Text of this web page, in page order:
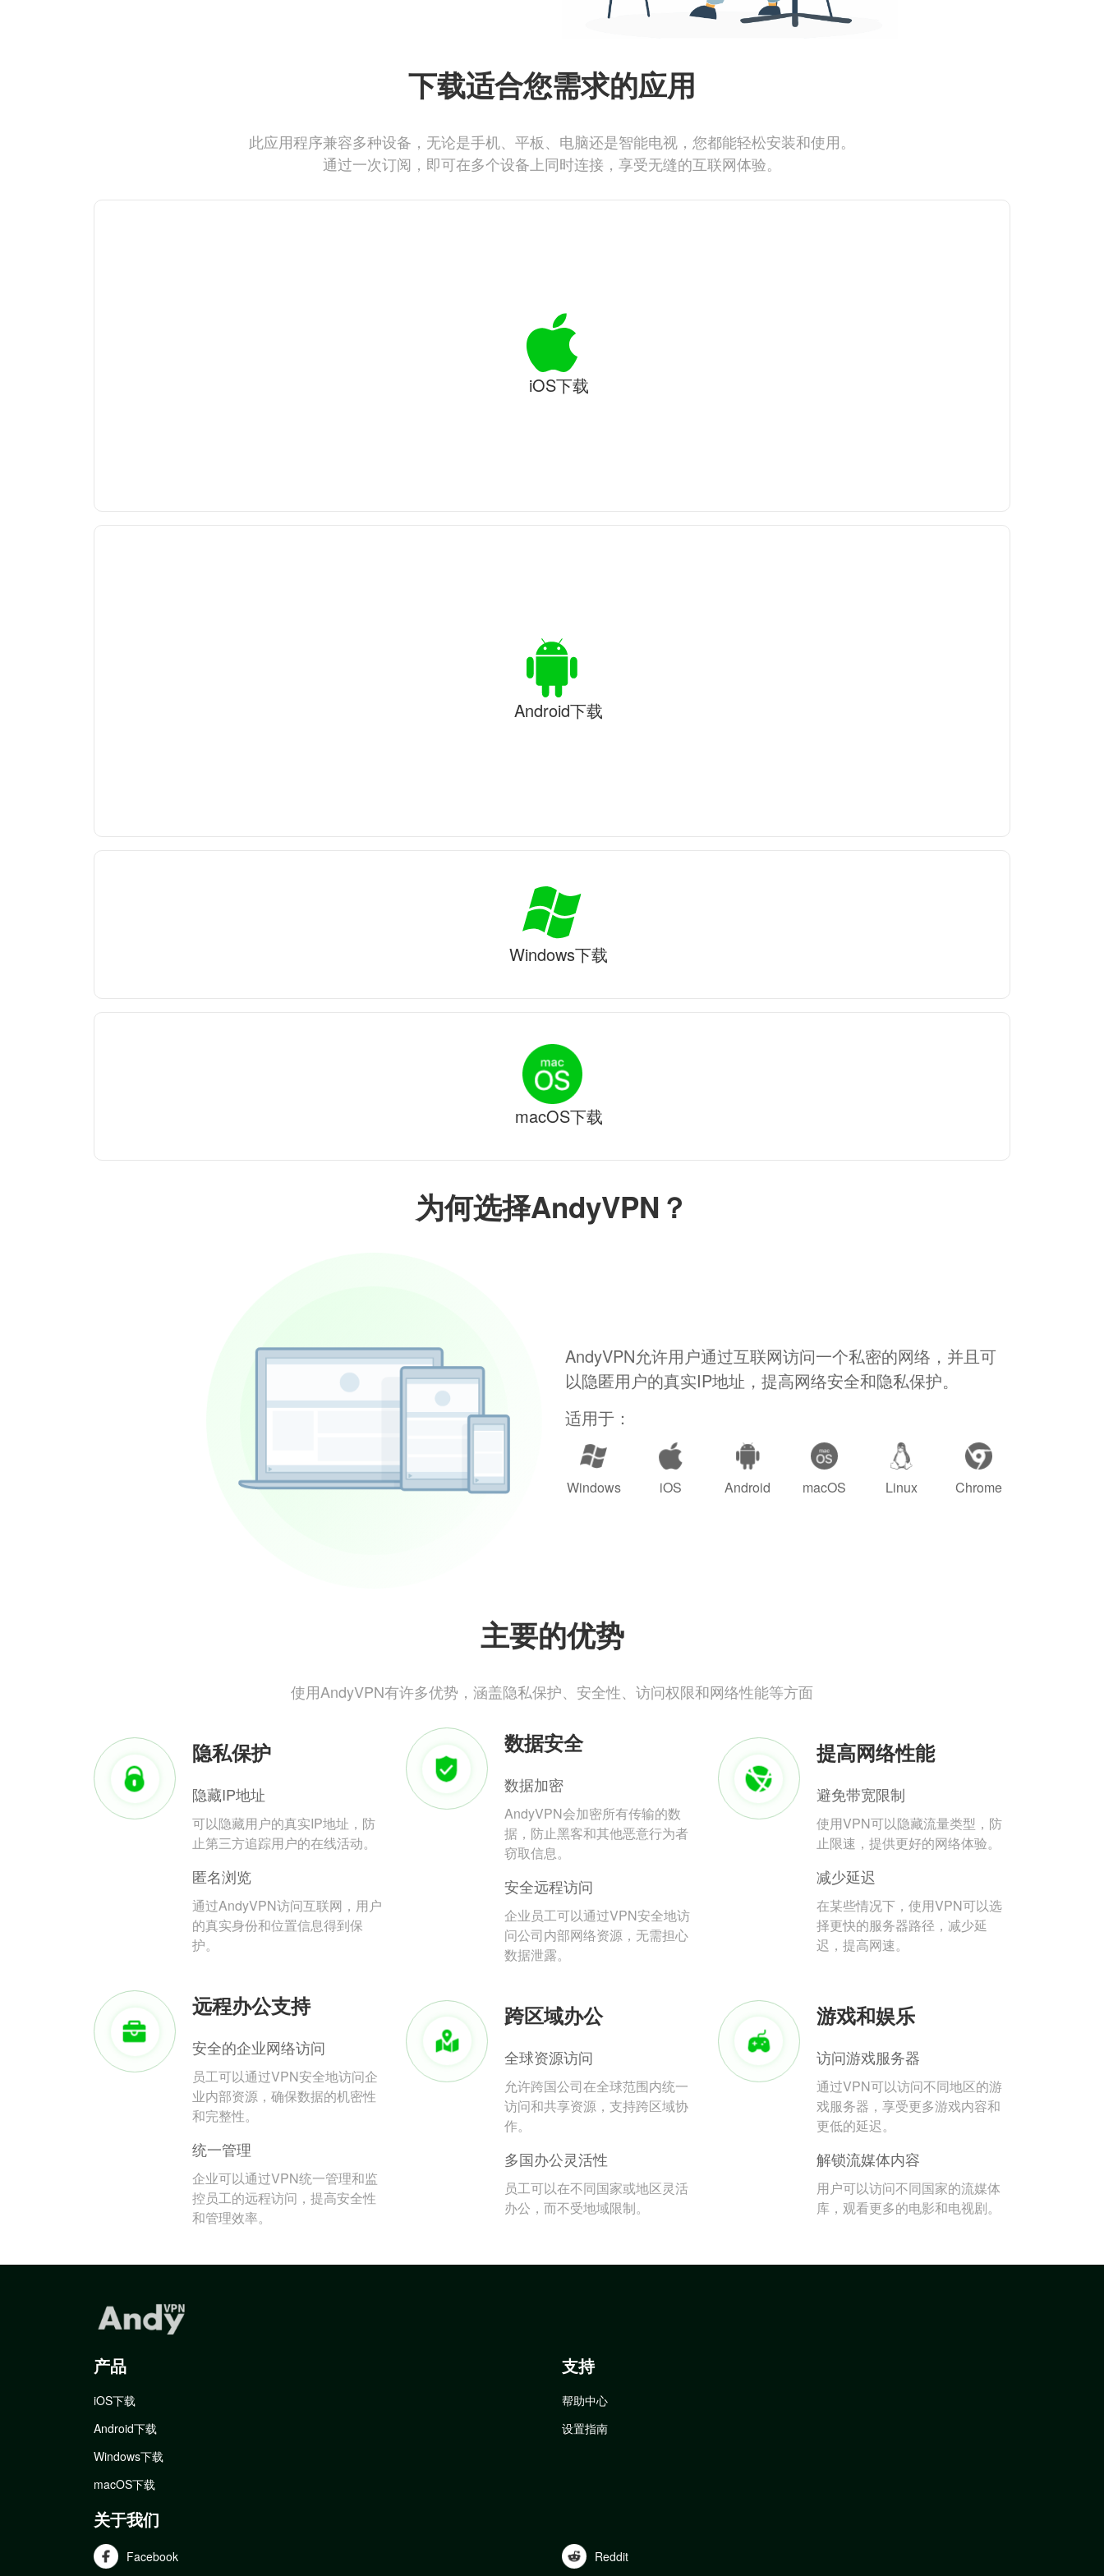
为何选择AndyVPN？
AndyVPN允许用户通过互联网访问一个私密的网络，并且可
以隐匿用户的真实IP地址，提高网络安全和隐私保护。
适用于：
Windows iOS Android macOS Linux Chrome
主要的优势
使用AndyVPN有许多优势，涵盖隐私保护、安全性、访问权限和网络性能等方面
隐私保护
隐藏IP地址
可以隐藏用户的真实IP地址，防
止第三方追踪用户的在线活动。
匿名浏览
通过AndyVPN访问互联网，用户
的真实身份和位置信息得到保
护。
数据安全
数据加密
AndyVPN会加密所有传输的数
据，防止黑客和其他恶意行为者
窃取信息。
安全远程访问
企业员工可以通过VPN安全地访
问公司内部网络资源，无需担心
数据泄露。
提高网络性能
避免带宽限制
使用VPN可以隐藏流量类型，防
止限速，提供更好的网络体验。
减少延迟
在某些情况下，使用VPN可以选
择更快的服务器路径，减少延
迟，提高网速。
远程办公支持
安全的企业网络访问
员工可以通过VPN安全地访问企
业内部资源，确保数据的机密性
和完整性。
统一管理
企业可以通过VPN统一管理和监
控员工的远程访问，提高安全性
和管理效率。
跨区域办公
全球资源访问
允许跨国公司在全球范围内统一
访问和共享资源，支持跨区域协
作。
多国办公灵活性
员工可以在不同国家或地区灵活
办公，而不受地域限制。
游戏和娱乐
访问游戏服务器
通过VPN可以访问不同地区的游
戏服务器，享受更多游戏内容和
更低的延迟。
解锁流媒体内容
用户可以访问不同国家的流媒体
库，观看更多的电影和电视剧。
下载适合您需求的应用
此应用程序兼容多种设备，无论是手机、平板、电脑还是智能电视，您都能轻松安装和使用。
通过一次订阅，即可在多个设备上同时连接，享受无缝的互联网体验。
iOS下载
Android下载
Windows下载
macOS下载
产品
iOS下载
Android下载
Windows下载
macOS下载
支持
帮助中心
设置指南
关于我们
Facebook Reddit